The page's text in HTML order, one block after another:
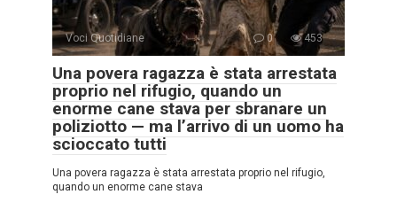
Voci Quotidiane 0 453
Una povera ragazza è stata arrestata
proprio nel rifugio, quando un
enorme cane stava per sbranare un
poliziotto — ma l’arrivo di un uomo ha
scioccato tutti
Una povera ragazza è stata arrestata proprio nel rifugio,
quando un enorme cane stava